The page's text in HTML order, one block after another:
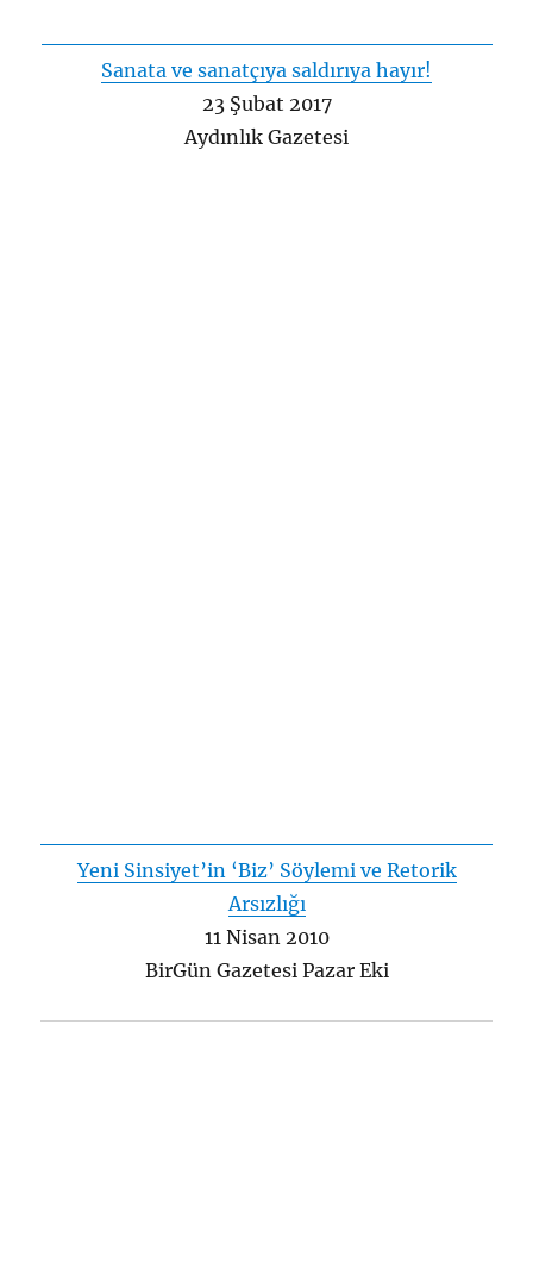
Sanata ve sanatçıya saldırıya hayır!
23 Şubat 2017
Aydınlık Gazetesi
Yeni Sinsiyet’in ‘Biz’ Söylemi ve Retorik
Arsızlığı
11 Nisan 2010
BirGün Gazetesi Pazar Eki